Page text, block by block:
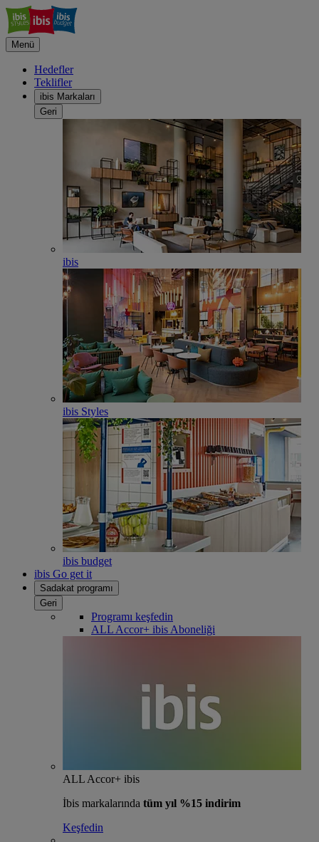
Menü
Hedefler
Teklifler
ibis Markaları
Geri
ibis
ibis Styles
ibis budget
ibis Go get it
Sadakat programı
Geri
Programı keşfedin
ALL Accor+ ibis Aboneliği
ALL Accor+ ibis
İbis markalarında tüm yıl %15 indirim
Keşfedin